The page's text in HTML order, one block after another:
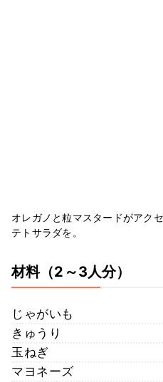
オレガノと粒マスタードがアク
テトサラダを。
材料（2～3人分）
じゃがいも
きゅうり
玉ねぎ
マヨネーズ